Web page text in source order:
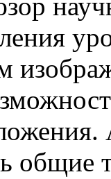
общие